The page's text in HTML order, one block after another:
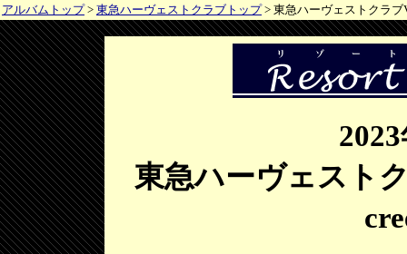
アルバムトップ> 東急ハーヴェストクラブトップ> 東急ハーヴェストクラブ
東急ハーヴェスト